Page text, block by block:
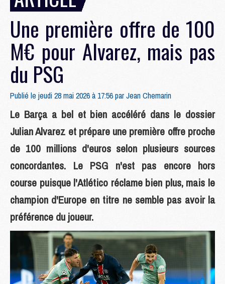
Une première offre de 100
M€ pour Alvarez, mais pas
du PSG
Publié le jeudi 28 mai 2026 à 17:56 parJean Chemarin
Le Barça a bel et bien accéléré dans le dossier
Julian Alvarez et prépare une première offre proche
de 100 millions d'euros selon plusieurs sources
concordantes. Le PSG n'est pas encore hors
course puisque l'Atlético réclame bien plus, mais le
champion d'Europe en titre ne semble pas avoir la
préférence du joueur.